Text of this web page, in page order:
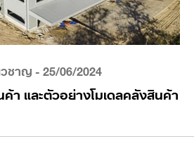
ชาญ- 25/06/2024
และตัวอย่างโมเดลคลังสินค้า